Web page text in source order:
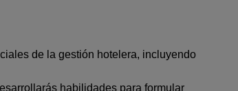
de la gestión hotelera, incluyendo
habilidades para formular